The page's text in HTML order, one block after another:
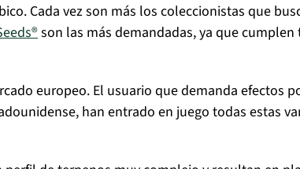
Cada vez son más los coleccionistas que
son las más demandadas, ya que
europeo. El usuario que demanda efectos
han entrado en juego todas estas